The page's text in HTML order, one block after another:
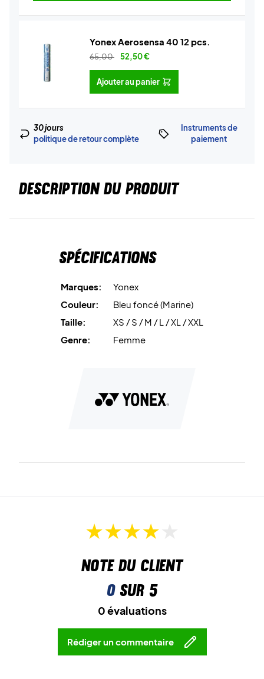
Yonex Aerosensa 40 12 pcs.
65,00 52,50€
Ajouter au panier
30 jours
politique de retour complète
Instruments de
paiement
DESCRIPTION DU PRODUIT
Spécifications
Marques:
Yonex
Couleur:
Bleu foncé (Marine)
Taille:
XS / S / M / L / XL / XXL
Genre:
Femme
Note du client
0sur 5
0 évaluations
Rédiger un commentaire